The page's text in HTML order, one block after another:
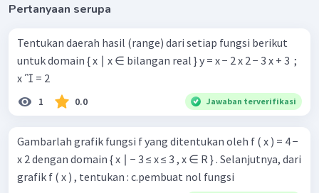
Pertanyaan serupa
Tentukan daerah hasil (range) dari setiap fungsi berikut
untuk domain { x ∣ x ∈ bilangan real } y = x − 2 x 2 − 3 x + 3 ​ ;
x  = 2
1 0.0 Jawaban terverifikasi
Gambarlah grafik fungsi f yang ditentukan oleh f ( x ) = 4 −
x 2 dengan domain { x ∣ − 3 ≤ x ≤ 3 , x ∈ R } . Selanjutnya, dari
grafik f ( x ) , tentukan : c.pembuat nol fungsi